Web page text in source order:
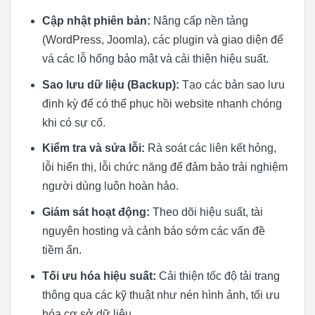
Cập nhật phiên bản: Nâng cấp nền tảng
(WordPress, Joomla), các plugin và giao diện để
vá các lỗ hổng bảo mật và cải thiện hiệu suất.
Sao lưu dữ liệu (Backup): Tạo các bản sao lưu
định kỳ để có thể phục hồi website nhanh chóng
khi có sự cố.
Kiểm tra và sửa lỗi: Rà soát các liên kết hỏng,
lỗi hiển thị, lỗi chức năng để đảm bảo trải nghiệm
người dùng luôn hoàn hảo.
Giám sát hoạt động: Theo dõi hiệu suất, tài
nguyên hosting và cảnh báo sớm các vấn đề
tiềm ẩn.
Tối ưu hóa hiệu suất: Cải thiện tốc độ tải trang
thông qua các kỹ thuật như nén hình ảnh, tối ưu